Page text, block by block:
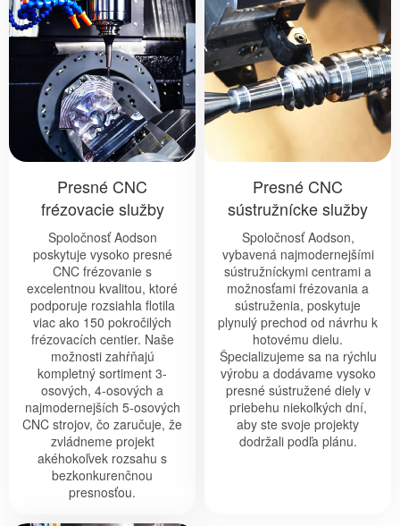
Presné CNC
frézovacie služby
Spoločnosť Aodson
poskytuje vysoko presné
CNC frézovanie s
excelentnou kvalitou, ktoré
podporuje rozsiahla flotila
viac ako 150 pokročilých
frézovacích centier. Naše
možnosti zahŕňajú
kompletný sortiment 3-
osových, 4-osových a
najmodernejších 5-osových
CNC strojov, čo zaručuje, že
zvládneme projekt
akéhokoľvek rozsahu s
bezkonkurenčnou
presnosťou.
Presné CNC
sústružnícke služby
Spoločnosť Aodson,
vybavená najmodernejšími
sústružníckymi centrami a
možnosťami frézovania a
sústruženia, poskytuje
plynulý prechod od návrhu k
hotovému dielu.
Špecializujeme sa na rýchlu
výrobu a dodávame vysoko
presné sústružené diely v
priebehu niekoľkých dní,
aby ste svoje projekty
dodržali podľa plánu.